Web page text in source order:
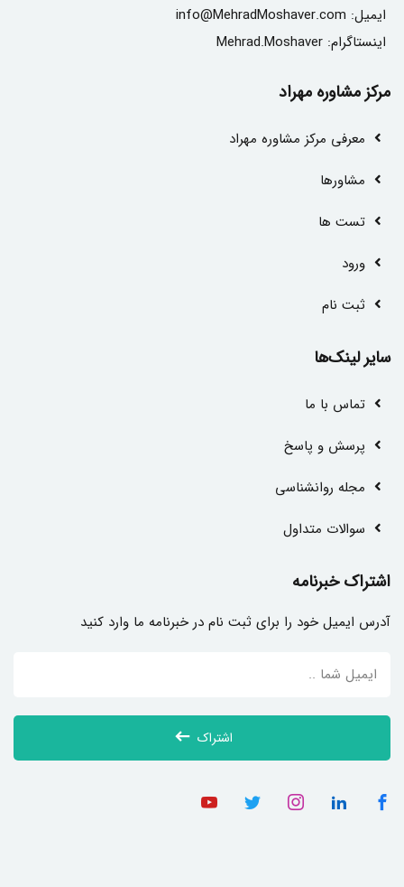
ایمیل: info@MehradMoshaver.com
اینستاگرام: Mehrad.Moshaver
مرکز مشاوره مهراد
معرفی مرکز مشاوره مهراد
مشاور‌ها
تست ها
ورود
ثبت نام
سایر لینک‌ها
تماس با ما
پرسش و پاسخ
مجله روانشناسی
سوالات متداول
اشتراک خبرنامه
آدرس ایمیل خود را برای ثبت نام در خبرنامه ما وارد کنید
اشتراک